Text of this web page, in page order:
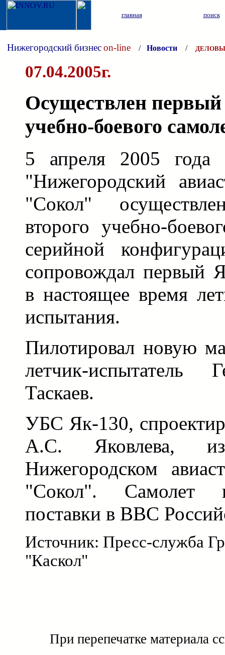
главная поиск
Нижегородский бизнесon-line / Новости /
07.04.2005г.
Осуществлен первый
учебно-боевого
5 апреля 2005
"Нижегородский
"Сокол"
второго учебно-
серийной
сопровождал первый
в настоящее время
испытания.
Пилотировал новую
летчик-
Таскаев.
УБС Як-130,
А.С. Яковлева,
Нижегородском
"Сокол". Самолет
поставки в ВВС
Источник: Пресс-служба
"Каскол"
При перепечатке материала